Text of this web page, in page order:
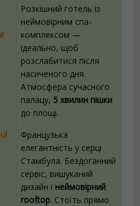
Розкішний готель із
неймовірним спа-
комплексом —
ідеально, щоб
розслабитися після
насиченого дня.
Атмосфера сучасного
палацу, 5 хвилин пішки
до площі.
Французька
елегантність у серці
Стамбула. Бездоганний
сервіс, вишуканий
дизайн і неймовірний
rooftop. Стоїть прямо